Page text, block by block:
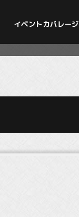
イベントカバレージ